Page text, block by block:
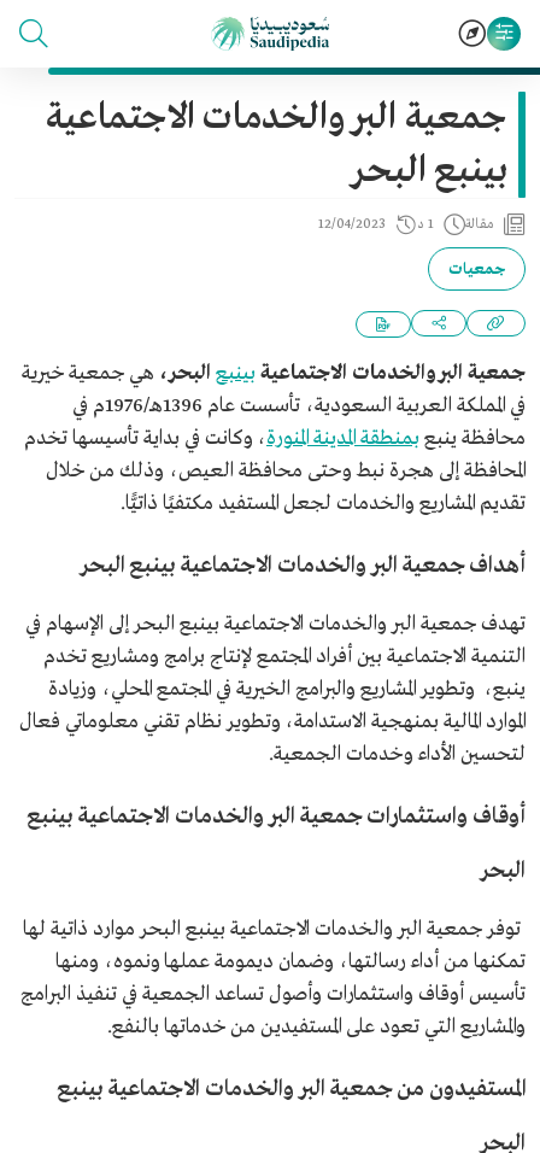
جمعية البر والخدمات الاجتماعية
بينبع البحر
مقالة 1 د 12/04/2023
جمعيات
جمعية البر والخدمات الاجتماعية بينبع البحر، هي جمعية خيرية
في المملكة العربية السعودية، تأسست عام 1396هـ/1976م في
محافظة ينبع بمنطقة المدينة المنورة، وكانت في بداية تأسيسها تخدم
المحافظة إلى هجرة نبط وحتى محافظة العيص، وذلك من خلال
تقديم المشاريع والخدمات لجعل المستفيد مكتفيًا ذاتيًّا.
أهداف جمعية البر والخدمات الاجتماعية بينبع البحر
تهدف جمعية البر والخدمات الاجتماعية بينبع البحر إلى الإسهام في
التنمية الاجتماعية بين أفراد المجتمع لإنتاج برامج ومشاريع تخدم
ينبع، وتطوير المشاريع والبرامج الخيرية في المجتمع المحلي، وزيادة
الموارد المالية بمنهجية الاستدامة، وتطوير نظام تقني معلوماتي فعال
لتحسين الأداء وخدمات الجمعية.
أوقاف واستثمارات جمعية البر والخدمات الاجتماعية بينبع
البحر
توفر جمعية البر والخدمات الاجتماعية بينبع البحر موارد ذاتية لها
تمكنها من أداء رسالتها، وضمان ديمومة عملها ونموه، ومنها
تأسيس أوقاف واستثمارات وأصول تساعد الجمعية في تنفيذ البرامج
والمشاريع التي تعود على المستفيدين من خدماتها بالنفع.
المستفيدون من جمعية البر والخدمات الاجتماعية بينبع
البحر